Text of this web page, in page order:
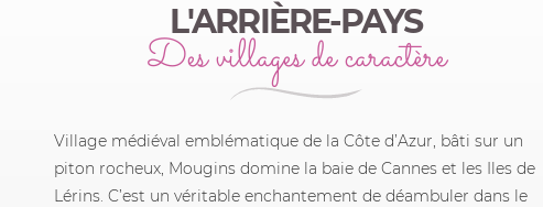
L'ARRIÈRE-PAYS
Des villages de caractère
Village médiéval emblématique de la Côte d’Azur, bâti sur un
piton rocheux, Mougins domine la baie de Cannes et les Iles de
Lérins. C’est un véritable enchantement de déambuler dans le